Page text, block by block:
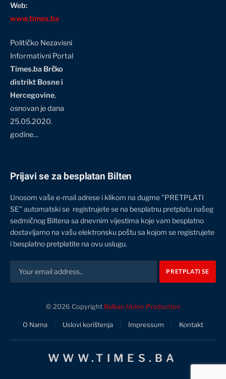
Web:
www.times.ba
Političko Nezavisni
Informativni Portal
Times.ba Brčko
distrikt Bosne i
Hercegovine,
osnovan je dana
25.05.2020.
godine…
Prijavi se za besplatan Bilten
Unosom vaše e-mail adrese i klikom na dugme "PRETPLATI
SE" automatski se registrujete se na besplatnu pretplatu našeg
sedmičnog Biltena sa dnevnim vijestima koje vam besplatno
dostavljamo na vašu elektronsku poštu sa kojom se registrujete
i besplatno pretplatite na ovu uslugu.
© 2026 Copyright Balkan Union Production
O Nama Uslovi korištenja Impressum Kontakt
WWW.TIMES.BA